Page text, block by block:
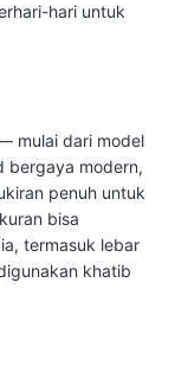
hari untuk
mulai dari model
bergaya modern,
penuh untuk
bisa
termasuk lebar
khatib